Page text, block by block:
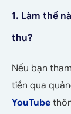
1. Làm thế
thu?
Nếu bạn
tiền qua
YouTube